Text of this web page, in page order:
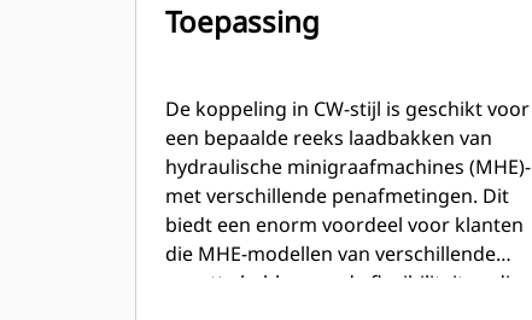
Toepassing
De koppeling in CW-stijl is geschikt voor
een bepaalde reeks laadbakken van
hydraulische minigraafmachines (MHE)-
met verschillende penafmetingen. Dit
biedt een enorm voordeel voor klanten
die MHE-modellen van verschillende
grootte hebben en de flexibiliteit nodig